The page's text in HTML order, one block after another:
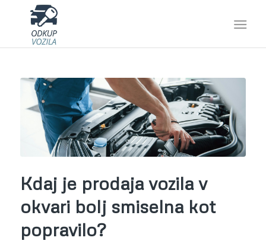
Kdaj je prodaja vozila v
okvari bolj smiselna kot
popravilo?